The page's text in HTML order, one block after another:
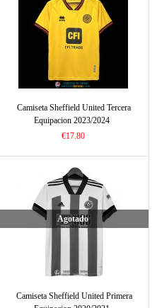
Camiseta Sheffield United Tercera
Equipacion 2023/2024
€17.80
Agotado
Camiseta Sheffield United Primera